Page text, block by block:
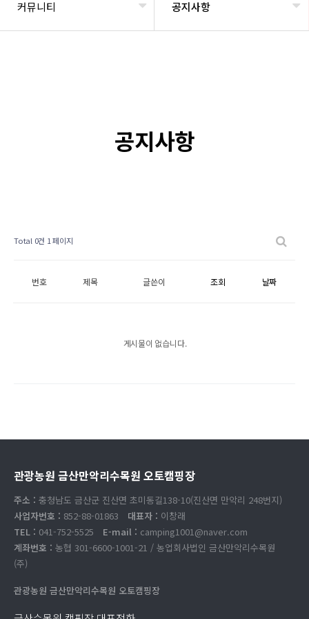
커뮤니티 공지사항
공지사항
Total 0건 1 페이지
번호 제목 글쓴이 조회 날짜
게시물이 없습니다.
관광농원 금산만악리수목원 오토캠핑장
주소 : 충청남도 금산군 진산면 초미동길138-10(진산면 만악리 248번지)
사업자번호 : 852-88-01863 대표자 : 이창래
TEL : 041-752-5525 E-mail : camping1001@naver.com
계좌번호 : 농협 301-6600-1001-21 / 농업회사법인 금산만악리수목원
(주)
관광농원 금산만악리수목원 오토캠핑장